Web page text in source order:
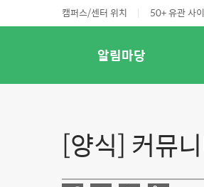
캠퍼스/센터 위치 | 50+ 유관 사
알림마당
[양식] 커뮤